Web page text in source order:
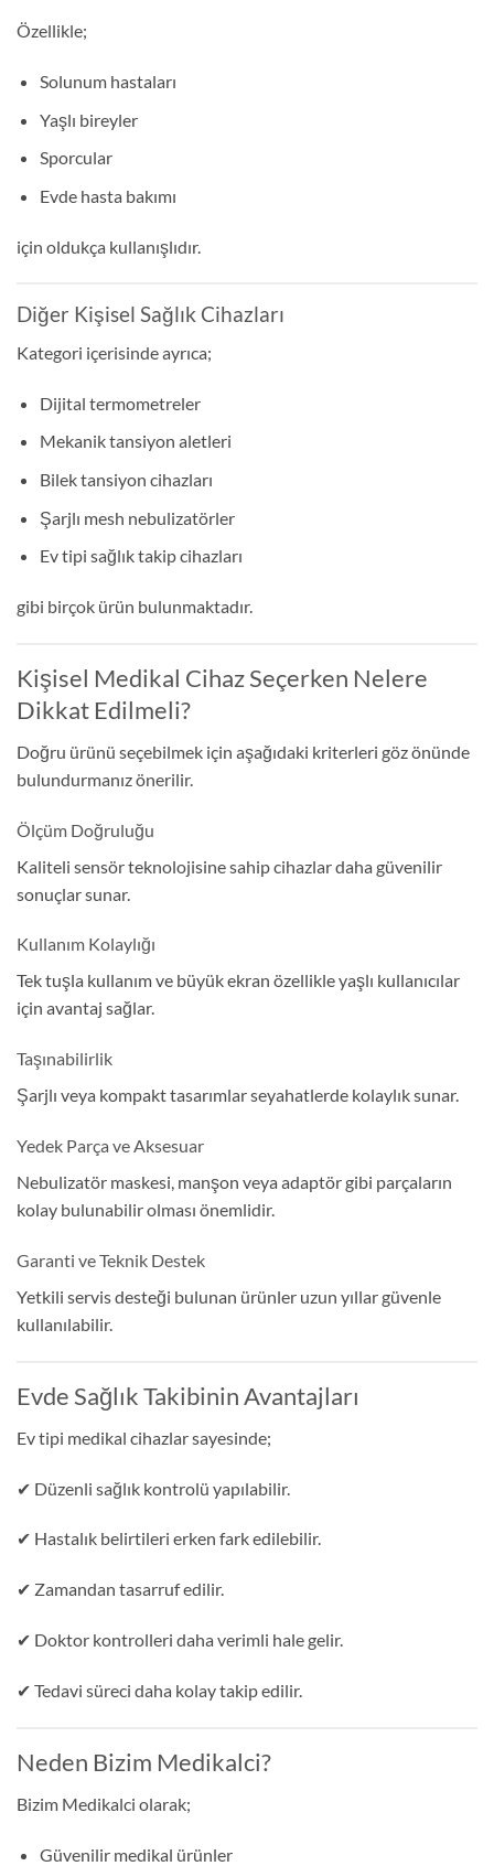
Özellikle;
Solunum hastaları
Yaşlı bireyler
Sporcular
Evde hasta bakımı
için oldukça kullanışlıdır.
Diğer Kişisel Sağlık Cihazları
Kategori içerisinde ayrıca;
Dijital termometreler
Mekanik tansiyon aletleri
Bilek tansiyon cihazları
Şarjlı mesh nebulizatörler
Ev tipi sağlık takip cihazları
gibi birçok ürün bulunmaktadır.
Kişisel Medikal Cihaz Seçerken Nelere
Dikkat Edilmeli?
Doğru ürünü seçebilmek için aşağıdaki kriterleri göz önünde
bulundurmanız önerilir.
Ölçüm Doğruluğu
Kaliteli sensör teknolojisine sahip cihazlar daha güvenilir
sonuçlar sunar.
Kullanım Kolaylığı
Tek tuşla kullanım ve büyük ekran özellikle yaşlı kullanıcılar
için avantaj sağlar.
Taşınabilirlik
Şarjlı veya kompakt tasarımlar seyahatlerde kolaylık sunar.
Yedek Parça ve Aksesuar
Nebulizatör maskesi, manşon veya adaptör gibi parçaların
kolay bulunabilir olması önemlidir.
Garanti ve Teknik Destek
Yetkili servis desteği bulunan ürünler uzun yıllar güvenle
kullanılabilir.
Evde Sağlık Takibinin Avantajları
Ev tipi medikal cihazlar sayesinde;
✔ Düzenli sağlık kontrolü yapılabilir.
✔ Hastalık belirtileri erken fark edilebilir.
✔ Zamandan tasarruf edilir.
✔ Doktor kontrolleri daha verimli hale gelir.
✔ Tedavi süreci daha kolay takip edilir.
Neden Bizim Medikalci?
Bizim Medikalci olarak;
Güvenilir medikal ürünler